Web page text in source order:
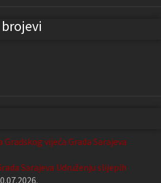
Gradskog vijeća Grada Sarajeva
Sarajeva Udruženju slijepih